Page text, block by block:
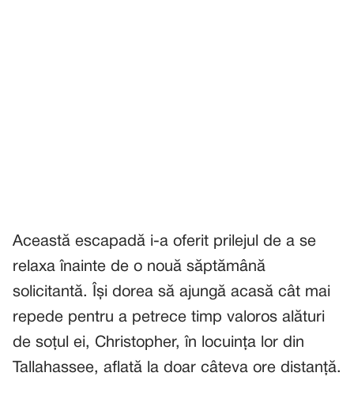
Această escapadă i-a oferit prilejul de a se
relaxa înainte de o nouă săptămână
solicitantă. Își dorea să ajungă acasă cât mai
repede pentru a petrece timp valoros alături
de soțul ei, Christopher, în locuința lor din
Tallahassee, aflată la doar câteva ore distanță.